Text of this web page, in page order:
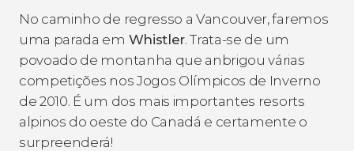
No caminho de regresso a Vancouver, faremos
uma parada em Whistler. Trata-se de um
povoado de montanha que anbrigou várias
competições nos Jogos Olímpicos de Inverno
de 2010. É um dos mais importantes resorts
alpinos do oeste do Canadá e certamente o
surpreenderá!